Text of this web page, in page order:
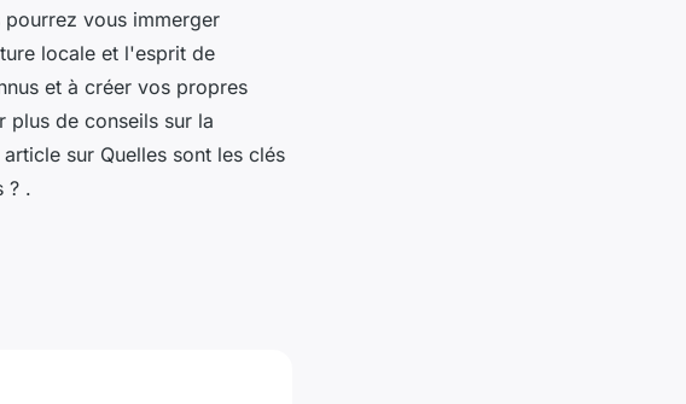
vous immerger
locale et l'esprit de
et à créer vos propres
plus de conseils sur la
sur Quelles sont les clés
? .